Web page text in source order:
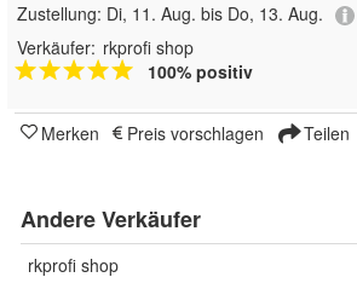
Zustellung: Di, 11. Aug. bis Do, 13. Aug.
Verkäufer: rkprofi shop
100% positiv
Merken Preis vorschlagen Teilen
Andere Verkäufer
rkprofi shop